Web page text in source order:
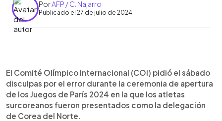
PorAFP / C. Najarro
Publicado el 27 de julio de 2024
► Escuchar artículo
El Comité Olímpico Internacional (COI) pidió el sábado
disculpas por el error durante la ceremonia de apertura
de los Juegos de París 2024 en la que los atletas
surcoreanos fueron presentados como la delegación
de Corea del Norte.